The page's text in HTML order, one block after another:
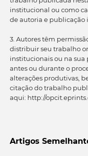
institucional ou como
de autoria e publicação
3. Autores têm
distribuir seu trabalho
institucionais ou na
antes ou durante o
alterações produtivas,
citação do trabalho
aqui: http://
Artigos